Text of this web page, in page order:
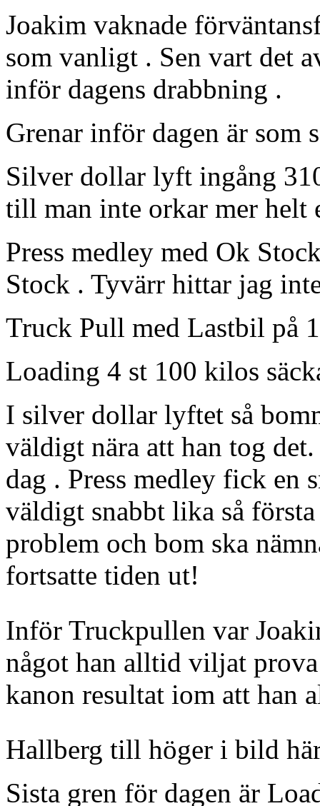
Joakim vaknade
som vanligt . Sen vart det
inför dagens drabbning .
Grenar inför dagen är som
Silver dollar lyft ingång
till man inte orkar mer helt
Press medley med Ok
Stock . Tyvärr hittar jag
Truck Pull med Lastbil på
Loading 4 st 100 kilos
I silver dollar lyftet så
väldigt nära att han tog
dag . Press medley fick en
väldigt snabbt lika så
problem och bom ska
fortsatte tiden ut!
Inför Truckpullen var
något han alltid viljat
kanon resultat iom att han
Hallberg till höger i bild
Sista gren för dagen är